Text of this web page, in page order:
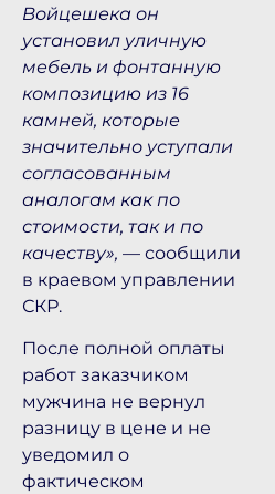
Войцешека он
установил уличную
мебель и фонтанную
композицию из 16
камней, которые
значительно уступали
согласованным
аналогам как по
стоимости, так и по
качеству», — сообщили
в краевом управлении
СКР.
После полной оплаты
работ заказчиком
мужчина не вернул
разницу в цене и не
уведомил о
фактическом